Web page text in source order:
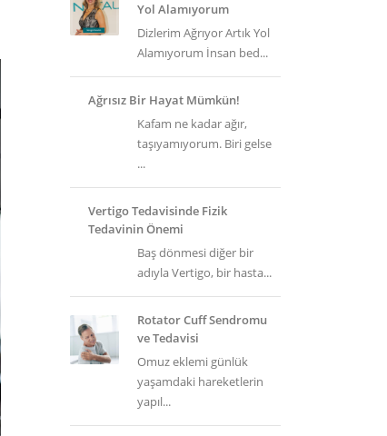
Yol Alamıyorum
Dizlerim Ağrıyor Artık Yol
Alamıyorum İnsan bed...
Ağrısız Bir Hayat Mümkün!
Kafam ne kadar ağır,
taşıyamıyorum. Biri gelse
...
Vertigo Tedavisinde Fizik
Tedavinin Önemi
Baş dönmesi diğer bir
adıyla Vertigo, bir hasta...
Rotator Cuff Sendromu
ve Tedavisi
Omuz eklemi günlük
yaşamdaki hareketlerin
yapıl...